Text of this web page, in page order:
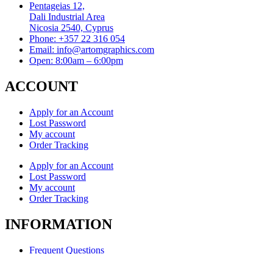
Pentageias 12,
Dali Industrial Area
Nicosia 2540, Cyprus
Phone: +357 22 316 054
Email: info@artomgraphics.com
Open: 8:00am – 6:00pm
ACCOUNT
Apply for an Account
Lost Password
My account
Order Tracking
Apply for an Account
Lost Password
My account
Order Tracking
INFORMATION
Frequent Questions